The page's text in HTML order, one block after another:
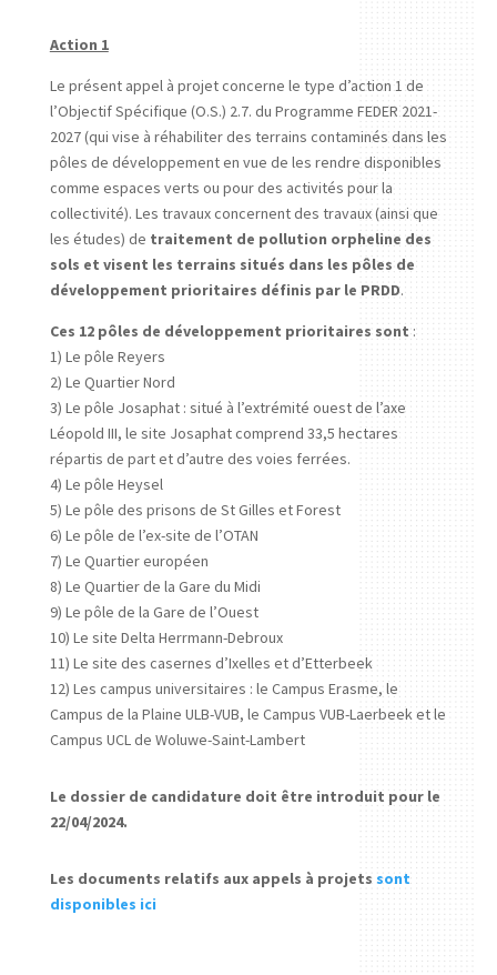
Action 1
Le présent appel à projet concerne le type d’action 1 de
l’Objectif Spécifique (O.S.) 2.7. du Programme FEDER 2021-
2027 (qui vise à réhabiliter des terrains contaminés dans les
pôles de développement en vue de les rendre disponibles
comme espaces verts ou pour des activités pour la
collectivité). Les travaux concernent des travaux (ainsi que
les études) de traitement de pollution orpheline des
sols et visent les terrains situés dans les pôles de
développement prioritaires définis par le PRDD.
Ces 12 pôles de développement prioritaires sont:
1) Le pôle Reyers
2) Le Quartier Nord
3) Le pôle Josaphat : situé à l’extrémité ouest de l’axe
Léopold III, le site Josaphat comprend 33,5 hectares
répartis de part et d’autre des voies ferrées.
4) Le pôle Heysel
5) Le pôle des prisons de St Gilles et Forest
6) Le pôle de l’ex-site de l’OTAN
7) Le Quartier européen
8) Le Quartier de la Gare du Midi
9) Le pôle de la Gare de l’Ouest
10) Le site Delta Herrmann-Debroux
11) Le site des casernes d’Ixelles et d’Etterbeek
12) Les campus universitaires : le Campus Erasme, le
Campus de la Plaine ULB-VUB, le Campus VUB-Laerbeek et le
Campus UCL de Woluwe-Saint-Lambert
Le dossier de candidature doit être introduit pour le
22/04/2024.
Les documents relatifs aux appels à projets sont
disponibles ici